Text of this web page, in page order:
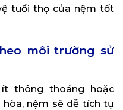
tuổi thọ của nệm tốt
môi trường sử
thông thoáng hoặc
nệm sẽ dễ tích tụ